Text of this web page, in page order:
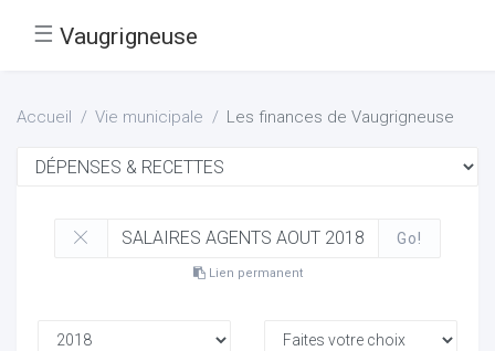
☰ Vaugrigneuse
Accueil Vie municipale Les finances de Vaugrigneuse
Go!
Lien permanent